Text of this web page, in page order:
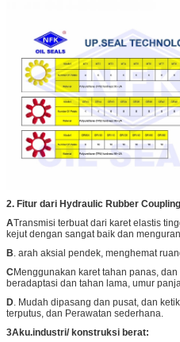
2. Fitur dari Hydraulic Rubber
ATransmisi terbuat dari karet elastis
kejut dengan sangat baik dan
B. arah aksial pendek, menghemat
CMenggunakan karet tahan panas,
beradaptasi dan tahan lama, umur
D. Mudah dipasang dan pusat, dan
terputus, dan Perawatan sederhana.
3Aku.industri/ konstruksi berat: